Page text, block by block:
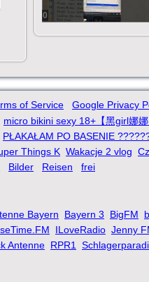
0
of Service Google Privacy
micro bikini sexy 18+【黑girl娜娜
PŁAKAŁAM PO BASENIE
Things K Wakacje 2 vlog
Bilder Reisen
frei
Bayern Bayern 3 BigFM
ILoveRadio Jenny
Antenne RPR1